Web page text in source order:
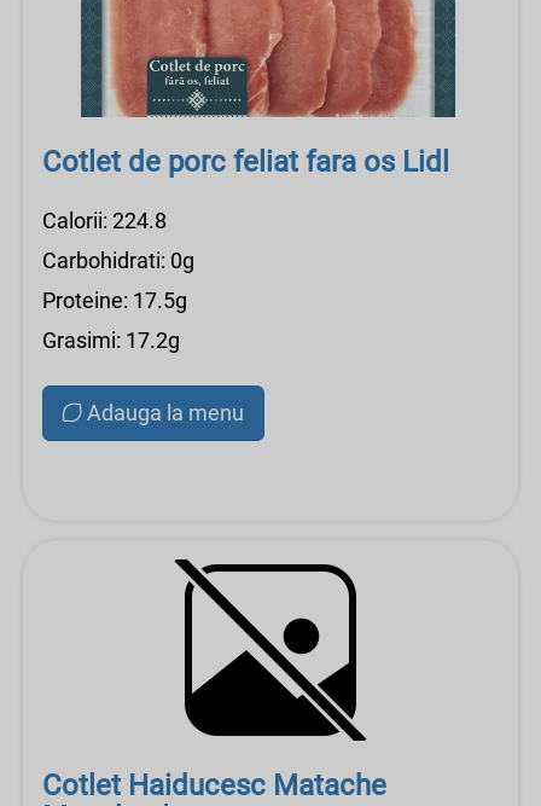
Cotlet de porc feliat fara os Lidl
Calorii: 224.8
Carbohidrati: 0g
Proteine: 17.5g
Grasimi: 17.2g
Adauga la menu
Cotlet Haiducesc Matache